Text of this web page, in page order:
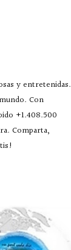
y entretenidas.
Con
+1.408.500
Comparta,